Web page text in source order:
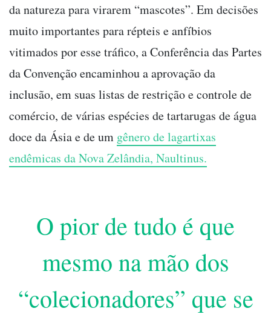
da natureza para virarem “mascotes”. Em decisões
muito importantes para répteis e anfíbios
vitimados por esse tráfico, a Conferência das Partes
da Convenção encaminhou a aprovação da
inclusão, em suas listas de restrição e controle de
comércio, de várias espécies de tartarugas de água
doce da Ásia e de um gênero de lagartixas
endêmicas da Nova Zelândia, Naultinus.
O pior de tudo é que
mesmo na mão dos
“colecionadores” que se